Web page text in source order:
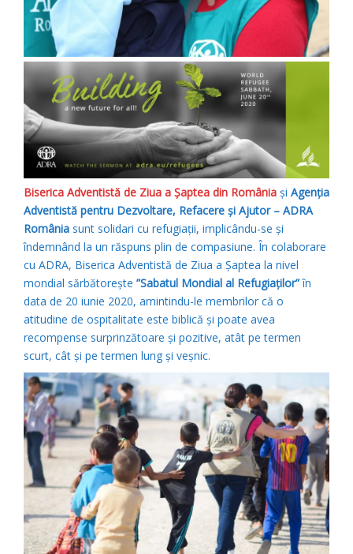
Biserica Adventistă de Ziua a Șaptea din România și Agenția
Adventistă pentru Dezvoltare, Refacere și Ajutor – ADRA
România sunt solidari cu refugiații, implicându-se și
îndemnând la un răspuns plin de compasiune. În colaborare
cu ADRA, Biserica Adventistă de Ziua a Șaptea la nivel
mondial sărbătorește ”Sabatul Mondial al Refugiaților”în
data de 20 iunie 2020, amintindu-le membrilor că o
atitudine de ospitalitate este biblică și poate avea
recompense surprinzătoare și pozitive, atât pe termen
scurt, cât și pe termen lung și veșnic.